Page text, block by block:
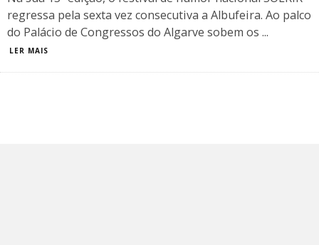
regressa pela sexta vez consecutiva a Albufeira. Ao palco
do Palácio de Congressos do Algarve sobem os ...
LER MAIS